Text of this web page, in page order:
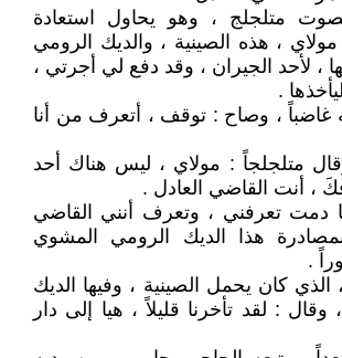
متلجلج ، وهو يحاول استعادة
مولاي ، هذه الصينية ، والديك الرومي
، لأحد الجيران ، وقد دفع لي أجرتي ،
.
غاضباً ، وصاح : توقف ، أتعرف من أنا
متلجلجاً : مولاي ، ليس هناك أحد
، أنت القاضي العادل .
دمت تعرفني ، وتعرف أنني القاضي
هذا الديك الرومي المشوي
.
الذي كان يحمل الصينية ، وفيها الديك
: لقد تأخرنا قليلاً ، هيا إلى دار